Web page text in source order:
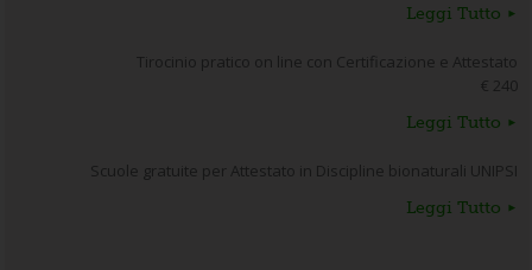
Leggi Tutto
Tirocinio pratico on line con Certificazione e Attestato
€ 240
Leggi Tutto
Scuole gratuite per Attestato in Discipline bionaturali UNIPSI
Leggi Tutto